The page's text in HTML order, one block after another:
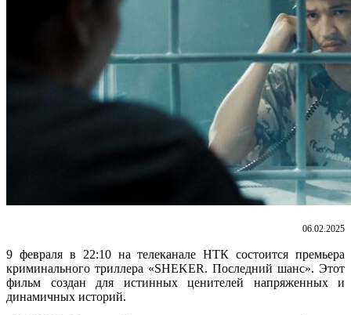
06.02.2025
9 февраля в 22:10 на телеканале НТК состоится премьера
криминального триллера «SHEKER. Последний шанс». Этот
фильм создан для истинных ценителей напряженных и
динамичных историй.